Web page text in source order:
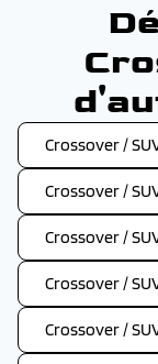
Crossover /
Crossover /
Crossover /
Crossover /
Crossover /